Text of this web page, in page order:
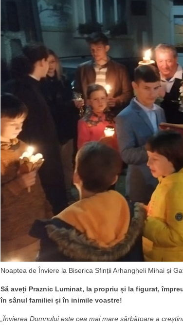
Noaptea de Înviere la Biserica Sfinții Arhangheli Mihai și
Să aveți Praznic Luminat, la propriu și la figurat,
în sânul familiei și în inimile voastre!
„Învierea Domnului este cea mai mare sărbătoare a